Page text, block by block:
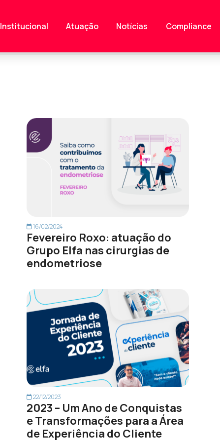
Institucional Atuação Notícias Compliance
16/02/2024
Fevereiro Roxo: atuação do
Grupo Elfa nas cirurgias de
endometriose
22/12/2023
2023 – Um Ano de Conquistas
e Transformações para a Área
de Experiência do Cliente